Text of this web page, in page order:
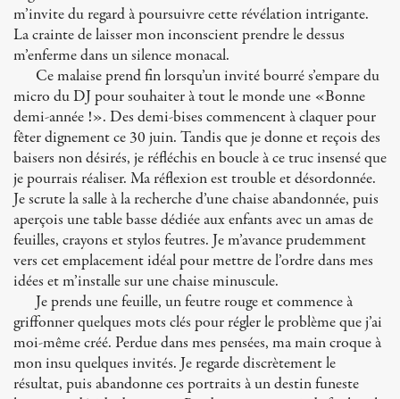
m’invite du regard à poursuivre cette révélation intrigante.
La crainte de laisser mon inconscient prendre le dessus
m’enferme dans un silence monacal.
Ce malaise prend fin lorsqu’un invité bourré s’empare du
micro du DJ pour souhaiter à tout le monde une «Bonne
demi-année !». Des demi-bises commencent à claquer pour
fêter dignement ce 30 juin. Tandis que je donne et reçois des
baisers non désirés, je réfléchis en boucle à ce truc insensé que
je pourrais réaliser. Ma réflexion est trouble et désordonnée.
Je scrute la salle à la recherche d’une chaise abandonnée, puis
aperçois une table basse dédiée aux enfants avec un amas de
feuilles, crayons et stylos feutres. Je m’avance prudemment
vers cet emplacement idéal pour mettre de l’ordre dans mes
idées et m’installe sur une chaise minuscule.
Je prends une feuille, un feutre rouge et commence à
griffonner quelques mots clés pour régler le problème que j’ai
moi-même créé. Perdue dans mes pensées, ma main croque à
mon insu quelques invités. Je regarde discrètement le
résultat, puis abandonne ces portraits à un destin funeste